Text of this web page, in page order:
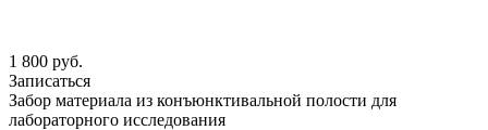
1 800 руб.
Записаться
Забор материала из конъюнктивальной полости для
лабораторного исследования